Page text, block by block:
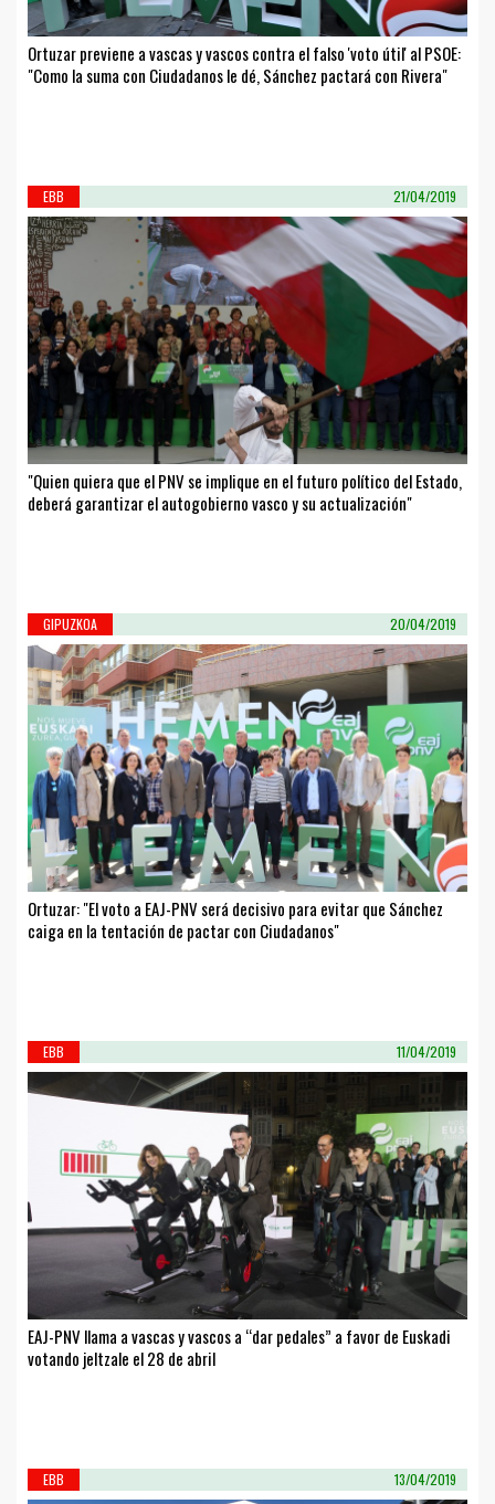
Ortuzar previene a vascas y vascos contra el falso 'voto útil' al PSOE:
"Como la suma con Ciudadanos le dé, Sánchez pactará con Rivera"
EBB 21/04/2019
"Quien quiera que el PNV se implique en el futuro político del Estado,
deberá garantizar el autogobierno vasco y su actualización"
GIPUZKOA 20/04/2019
Ortuzar: "El voto a EAJ-PNV será decisivo para evitar que Sánchez
caiga en la tentación de pactar con Ciudadanos"
EBB 11/04/2019
EAJ-PNV llama a vascas y vascos a “dar pedales” a favor de Euskadi
votando jeltzale el 28 de abril
EBB 13/04/2019